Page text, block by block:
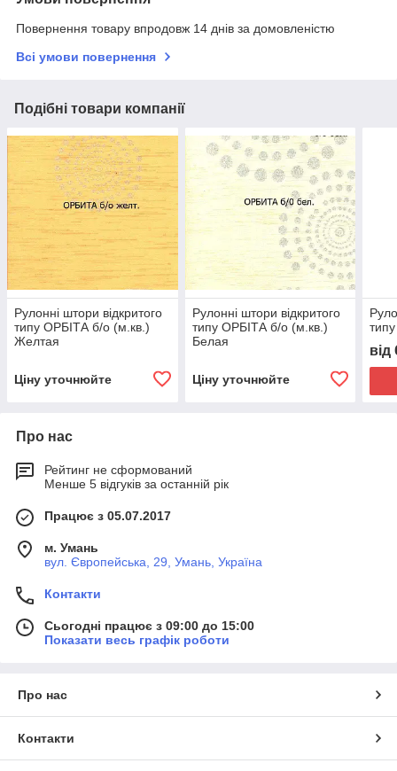
Повернення товару впродовж 14 днів за домовленістю
Всі умови повернення
Подібні товари компанії
Рулонні штори відкритого
типу ОРБІТА б/о (м.кв.)
Желтая
Ціну уточнюйте
Рулонні штори відкритого
типу ОРБІТА б/о (м.кв.)
Белая
Ціну уточнюйте
від
Про нас
Рейтинг не сформований
Менше 5 відгуків за останній рік
Працює з 05.07.2017
м. Умань
вул. Європейська, 29, Умань, Україна
Контакти
Сьогодні працює з 09:00 до 15:00
Показати весь графік роботи
Про нас
Контакти